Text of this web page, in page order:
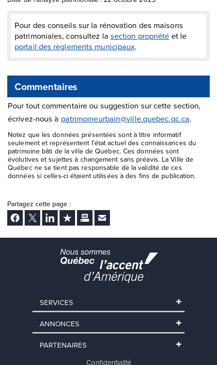
Pour des conseils sur la rénovation des maisons
patrimoniales, consultez la section propriété et le
portail des règlements municipaux.
Commentaires
Pour tout commentaire ou suggestion sur cette section,
écrivez-nous à patrimoineurbain@ville.quebec.qc.ca.
Notez que les données présentées sont à titre informatif
seulement et représentent l'état actuel des connaissances du
patrimoine bâti de la ville de Québec. Ces données sont
évolutives et sujettes à changement sans préavis. La Ville de
Québec ne se tient pas responsable de la validité de ces
données si celles-ci étaient utilisées à des fins de publication.
Partagez cette page :
Facebook
Twitter LinkedInAjouter aux favoris
ImprimerEnvoyer Ã un ami
SERVICES
ANNONCES
PARTENAIRES
Confidentialité